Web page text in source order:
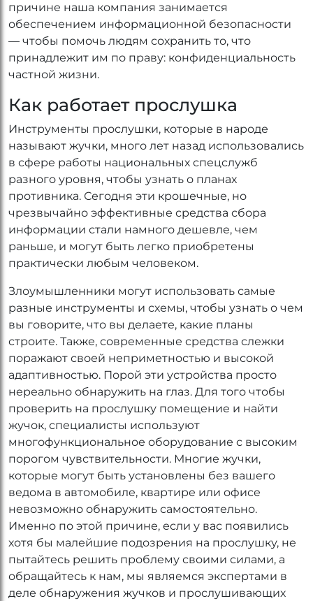
причине наша компания занимается
обеспечением информационной безопасности
— чтобы помочь людям сохранить то, что
принадлежит им по праву: конфиденциальность
частной жизни.
Как работает прослушка
Инструменты прослушки, которые в народе
называют жучки, много лет назад использовались
в сфере работы национальных спецслужб
разного уровня, чтобы узнать о планах
противника. Сегодня эти крошечные, но
чрезвычайно эффективные средства сбора
информации стали намного дешевле, чем
раньше, и могут быть легко приобретены
практически любым человеком.
Злоумышленники могут использовать самые
разные инструменты и схемы, чтобы узнать о чем
вы говорите, что вы делаете, какие планы
строите. Также, современные средства слежки
поражают своей неприметностью и высокой
адаптивностью. Порой эти устройства просто
нереально обнаружить на глаз. Для того чтобы
проверить на прослушку помещение и найти
жучок, специалисты используют
многофункциональное оборудование с высоким
порогом чувствительности. Многие жучки,
которые могут быть установлены без вашего
ведома в автомобиле, квартире или офисе
невозможно обнаружить самостоятельно.
Именно по этой причине, если у вас появились
хотя бы малейшие подозрения на прослушку, не
пытайтесь решить проблему своими силами, а
обращайтесь к нам, мы являемся экспертами в
деле обнаружения жучков и прослушивающих